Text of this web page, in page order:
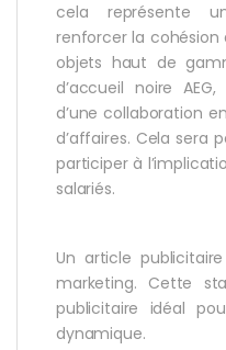
cela représente
renforcer la cohésion
objets haut de
d’accueil noire
d’une collaboration
d’affaires. Cela sera
participer à
salariés.
Un article
marketing. Cette
publicitaire idéal
dynamique.